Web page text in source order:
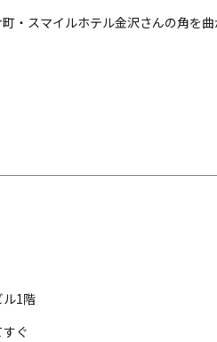
・スマイルホテル金沢さんの角を
1階
ぐ